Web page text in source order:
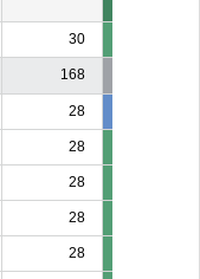
30
168
28
28
28
28
28